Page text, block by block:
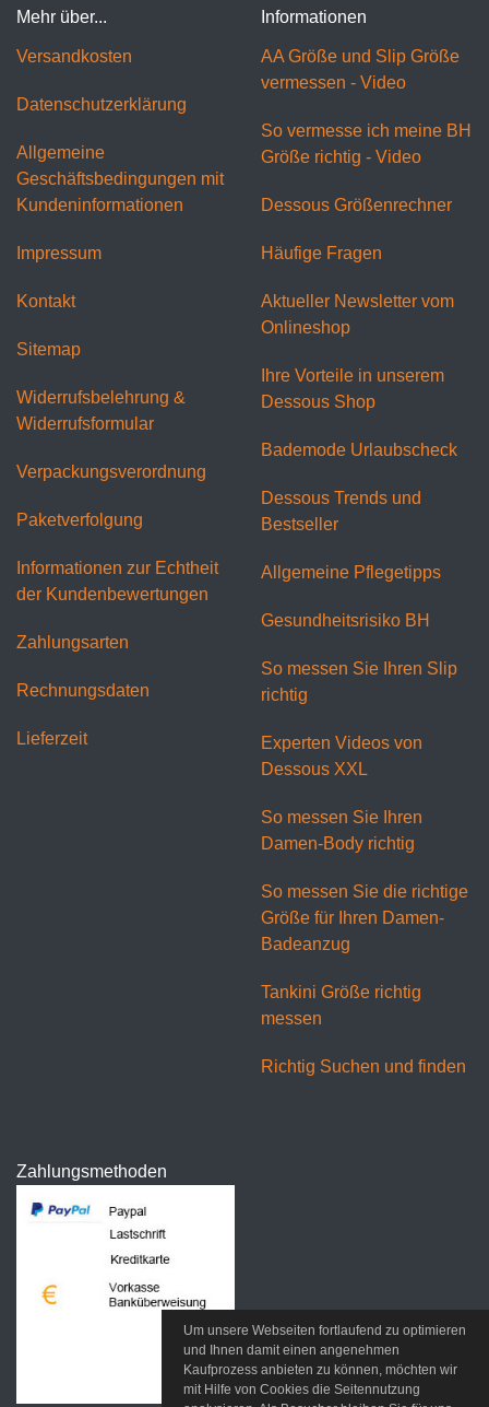
Mehr über...
Versandkosten
Datenschutzerklärung
Allgemeine
Geschäftsbedingungen mit
Kundeninformationen
Impressum
Kontakt
Sitemap
Widerrufsbelehrung &
Widerrufsformular
Verpackungsverordnung
Paketverfolgung
Informationen zur Echtheit
der Kundenbewertungen
Zahlungsarten
Rechnungsdaten
Lieferzeit
Informationen
AA Größe und Slip Größe
vermessen - Video
So vermesse ich meine BH
Größe richtig - Video
Dessous Größenrechner
Häufige Fragen
Aktueller Newsletter vom
Onlineshop
Ihre Vorteile in unserem
Dessous Shop
Bademode Urlaubscheck
Dessous Trends und
Bestseller
Allgemeine Pflegetipps
Gesundheitsrisiko BH
So messen Sie Ihren Slip
richtig
Experten Videos von
Dessous XXL
So messen Sie Ihren
Damen-Body richtig
So messen Sie die richtige
Größe für Ihren Damen-
Badeanzug
Tankini Größe richtig
messen
Richtig Suchen und finden
Zahlungsmethoden
Um unsere Webseiten fortlaufend zu optimieren
und Ihnen damit einen angenehmen
Kaufprozess anbieten zu können, möchten wir
mit Hilfe von Cookies die Seitennutzung